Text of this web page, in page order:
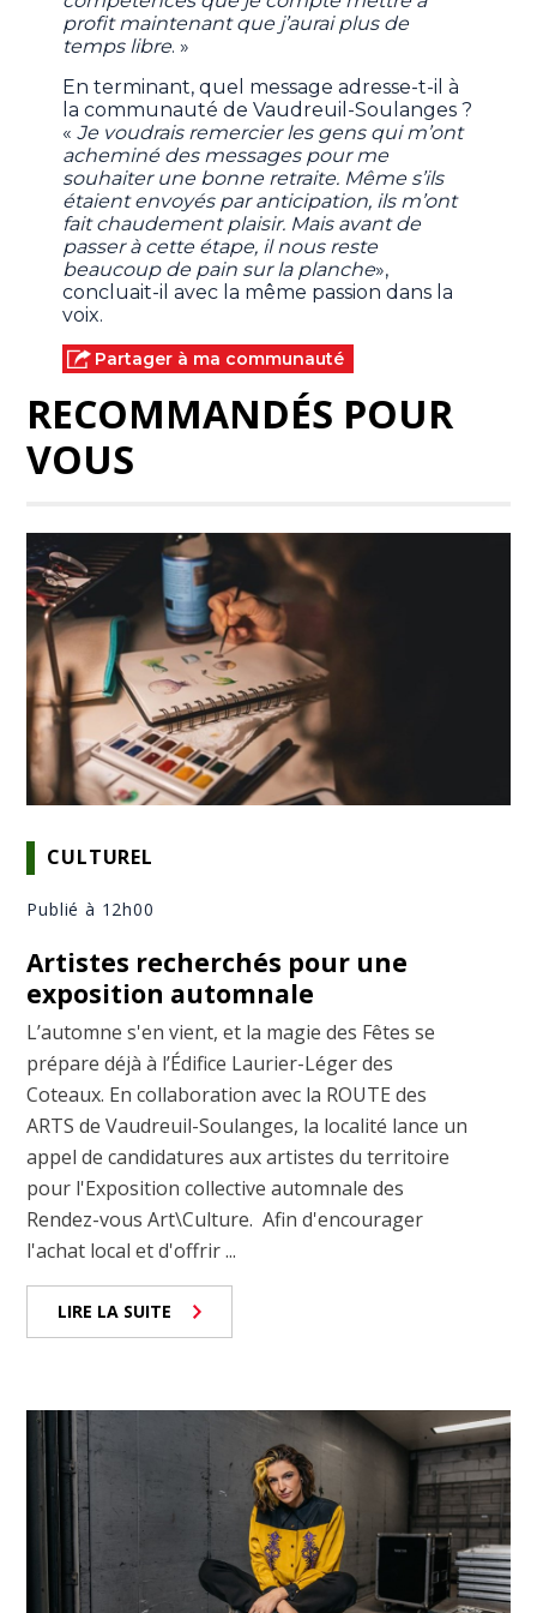
profit maintenant que j’aurai plus de
temps libre. »
En terminant, quel message adresse-t-il à
la communauté de Vaudreuil-Soulanges ?
« Je voudrais remercier les gens qui m’ont
acheminé des messages pour me
souhaiter une bonne retraite. Même s’ils
étaient envoyés par anticipation, ils m’ont
fait chaudement plaisir. Mais avant de
passer à cette étape, il nous reste
beaucoup de pain sur la planche»,
concluait-il avec la même passion dans la
voix.
Partager à ma communauté
RECOMMANDÉS POUR
VOUS
CULTUREL
Publié à 12h00
Artistes recherchés pour une
exposition automnale
L’automne s'en vient, et la magie des Fêtes se
prépare déjà à l’Édifice Laurier-Léger des
Coteaux. En collaboration avec la ROUTE des
ARTS de Vaudreuil-Soulanges, la localité lance un
appel de candidatures aux artistes du territoire
pour l'Exposition collective automnale des
Rendez-vous Art\Culture. Afin d'encourager
l'achat local et d'offrir ...
LIRE LA SUITE